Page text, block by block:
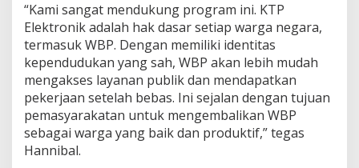
K
T
P
b
a
g
i
W
B
“Kami sangat mendukung program ini. KTP
Elektronik adalah hak dasar setiap warga negara,
termasuk WBP. Dengan memiliki identitas
kependudukan yang sah, WBP akan lebih mudah
mengakses layanan publik dan mendapatkan
pekerjaan setelah bebas. Ini sejalan dengan tujuan
pemasyarakatan untuk mengembalikan WBP
sebagai warga yang baik dan produktif,” tegas
Hannibal.